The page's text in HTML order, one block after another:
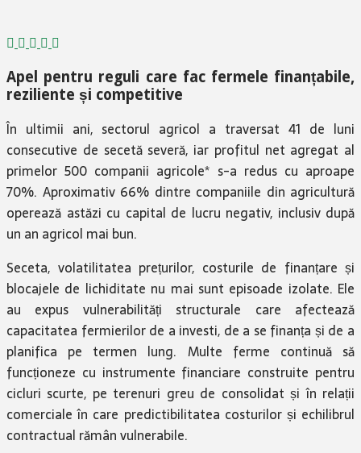
Apel pentru reguli care fac fermele finanțabile,
reziliente și competitive
În ultimii ani, sectorul agricol a traversat 41 de luni
consecutive de secetă severă, iar profitul net agregat al
primelor 500 companii agricole* s-a redus cu aproape
70%. Aproximativ 66% dintre companiile din agricultură
operează astăzi cu capital de lucru negativ, inclusiv după
un an agricol mai bun.
Seceta, volatilitatea prețurilor, costurile de finanțare și
blocajele de lichiditate nu mai sunt episoade izolate. Ele
au expus vulnerabilități structurale care afectează
capacitatea fermierilor de a investi, de a se finanța și de a
planifica pe termen lung. Multe ferme continuă să
funcționeze cu instrumente financiare construite pentru
cicluri scurte, pe terenuri greu de consolidat și în relații
comerciale în care predictibilitatea costurilor și echilibrul
contractual rămân vulnerabile.